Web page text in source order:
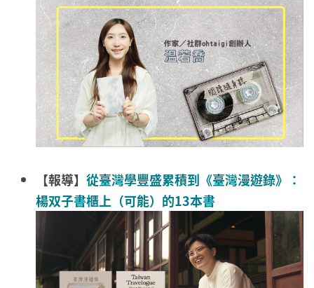
【報導】 從臺灣學豐盛累積到《臺灣漫遊錄》：
楊双子書櫃上（可能）的13本書